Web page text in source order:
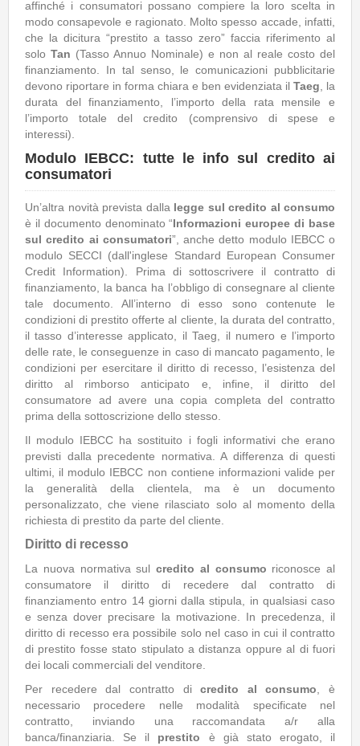
affinché i consumatori possano compiere la loro scelta in
modo consapevole e ragionato. Molto spesso accade, infatti,
che la dicitura “prestito a tasso zero” faccia riferimento al
solo Tan (Tasso Annuo Nominale) e non al reale costo del
finanziamento. In tal senso, le comunicazioni pubblicitarie
devono riportare in forma chiara e ben evidenziata il Taeg , la
durata del finanziamento, l’importo della rata mensile e
l’importo totale del credito (comprensivo di spese e
interessi).
Modulo IEBCC: tutte le info sul credito ai
consumatori
Un’altra novità prevista dalla legge sul credito al consumo
è il documento denominato “Informazioni europee di base
sul credito ai consumatori”, anche detto modulo IEBCC o
modulo SECCI (dall'inglese Standard European Consumer
Credit Information). Prima di sottoscrivere il contratto di
finanziamento, la banca ha l’obbligo di consegnare al cliente
tale documento. All’interno di esso sono contenute le
condizioni di prestito offerte al cliente, la durata del contratto,
il tasso d’interesse applicato, il Taeg, il numero e l’importo
delle rate, le conseguenze in caso di mancato pagamento, le
condizioni per esercitare il diritto di recesso, l’esistenza del
diritto al rimborso anticipato e, infine, il diritto del
consumatore ad avere una copia completa del contratto
prima della sottoscrizione dello stesso.
Il modulo IEBCC ha sostituito i fogli informativi che erano
previsti dalla precedente normativa. A differenza di questi
ultimi, il modulo IEBCC non contiene informazioni valide per
la generalità della clientela, ma è un documento
personalizzato, che viene rilasciato solo al momento della
richiesta di prestito da parte del cliente.
Diritto di recesso
La nuova normativa sul credito al consumo riconosce al
consumatore il diritto di recedere dal contratto di
finanziamento entro 14 giorni dalla stipula, in qualsiasi caso
e senza dover precisare la motivazione. In precedenza, il
diritto di recesso era possibile solo nel caso in cui il contratto
di prestito fosse stato stipulato a distanza oppure al di fuori
dei locali commerciali del venditore.
Per recedere dal contratto dicredito al consumo , è
necessario procedere nelle modalità specificate nel
contratto, inviando una raccomandata a/r alla
banca/finanziaria. Se il prestito è già stato erogato, il